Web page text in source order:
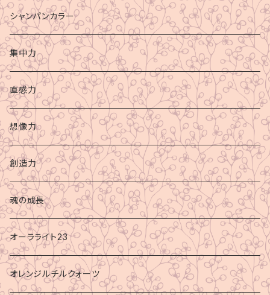
シャンパンカラー
集中力
直感力
想像力
創造力
魂の成長
オーラライト23
オレンジルチルクォーツ